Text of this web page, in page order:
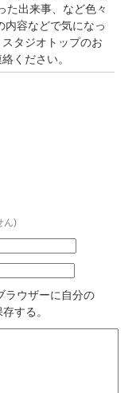
た出来事、など色々
内容などで気になっ
タジオトップのお
ください。
ん)
ラウザーに自分の
する。